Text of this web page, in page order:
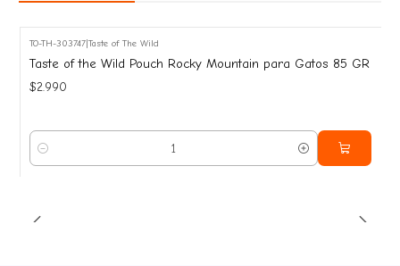
TO-TH-303747| Taste of The Wild
Taste of the Wild Pouch Rocky Mountain para Gatos 85 GR
$2.990
Cantidad